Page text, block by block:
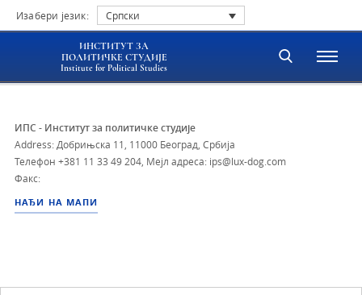
Изабери језик: Српски
ИНСТИТУТ ЗА
ПОЛИТИЧКЕ СТУДИЈЕ
Institute for Political Studies
ИПС - Институт за политичке студије
Address: Добрињска 11, 11000 Београд, Србија
Телефон +381 11 33 49 204 Мејл адреса: ips@lux-dog.com
Факс:
НАЂИ НА МАПИ